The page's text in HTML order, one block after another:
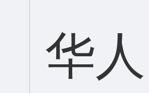
华